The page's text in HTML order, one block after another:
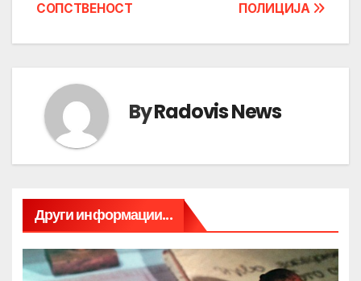
ПОЛИЦИЈА
СОПСТВЕНОСТ
ByRadovis News
Други информации...